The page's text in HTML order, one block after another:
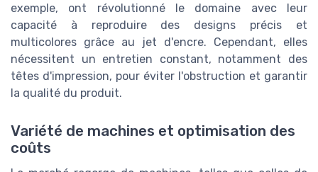
exemple, ont révolutionné le domaine avec leur
capacité à reproduire des designs précis et
multicolores grâce au jet d'encre. Cependant, elles
nécessitent un entretien constant, notamment des
têtes d'impression, pour éviter l'obstruction et garantir
la qualité du produit.
Variété de machines et optimisation des
coûts